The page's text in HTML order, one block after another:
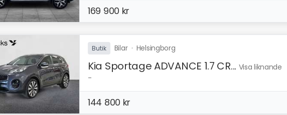
169 900 kr
Butik Bilar· Helsingborg
Kia Sportage ADVANCE 1.7 CR... Visa liknande
-
144 800 kr